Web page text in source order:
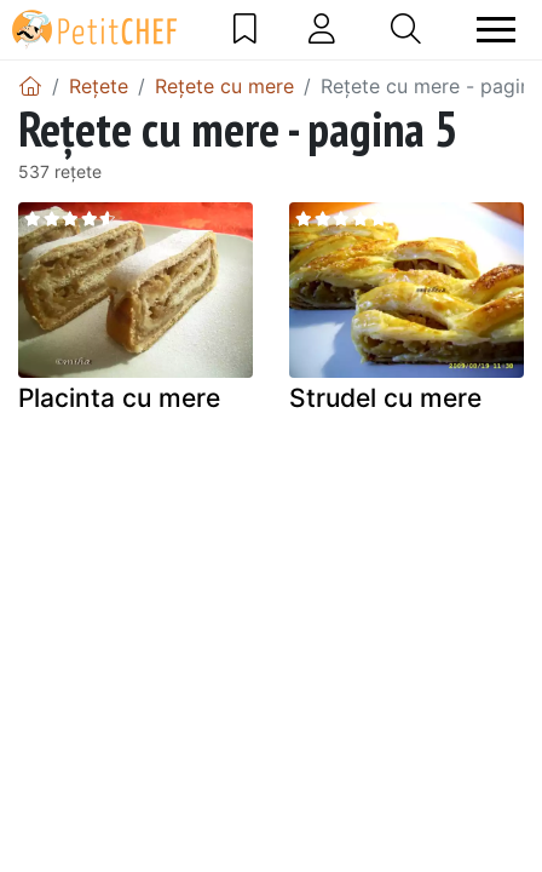
Rețete Rețete cu mere Rețete cu mere -
Rețete cu mere - pagina 5
537 rețete
Placinta cu mere Strudel cu mere